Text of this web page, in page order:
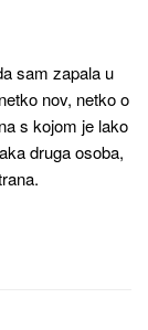
sam zapala u
nov, netko o
s kojom je lako
druga osoba,